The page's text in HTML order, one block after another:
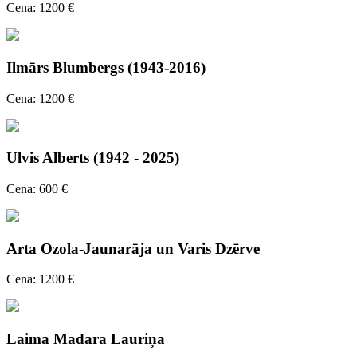
Cena: 1200 €
Ilmārs Blumbergs (1943-2016)
Cena: 1200 €
Ulvis Alberts (1942 - 2025)
Cena: 600 €
Arta Ozola-Jaunarāja un Varis Dzērve
Cena: 1200 €
Laima Madara Lauriņa